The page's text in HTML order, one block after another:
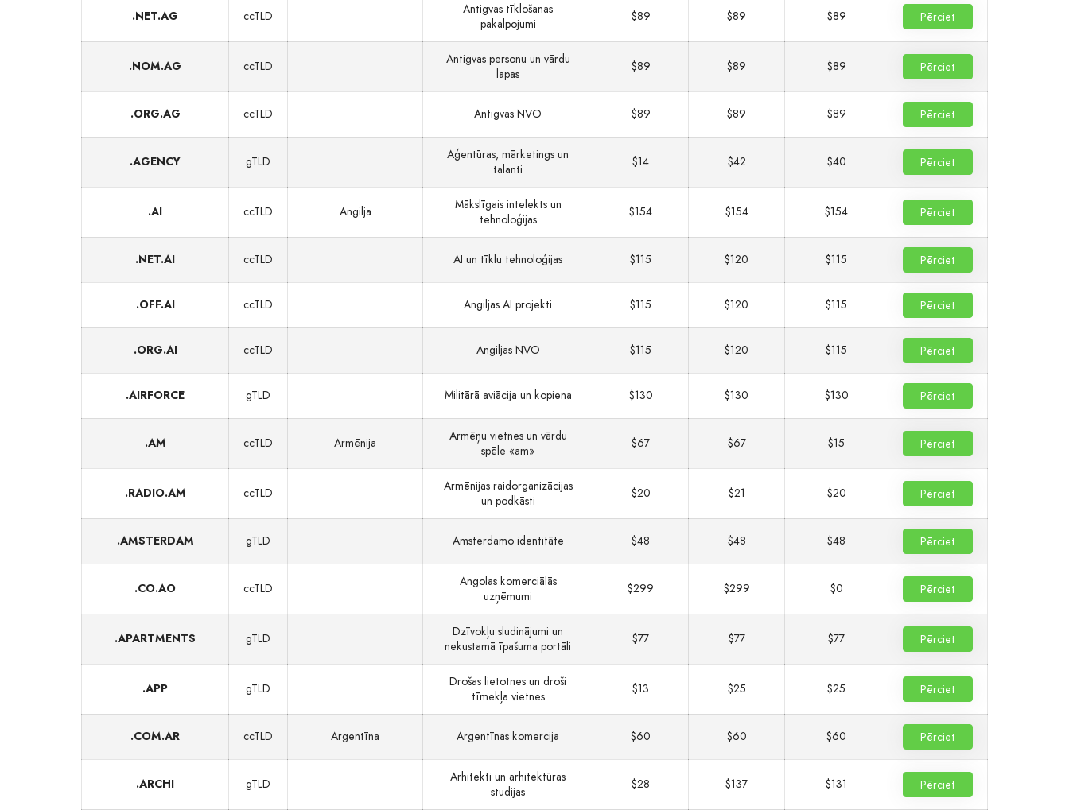
.NET.AG ccTLD
Antigvas tīklošanas
pakalpojumi
$89 $89 $89 Pērciet
.NOM.AG ccTLD
Antigvas personu un vārdu
lapas
$89 $89 $89 Pērciet
.ORG.AG ccTLD Antigvas NVO $89 $89 $89 Pērciet
.AGENCY gTLD
Aģentūras, mārketings un
talanti
$14 $42 $40 Pērciet
.AI ccTLD Angilja
Mākslīgais intelekts un
tehnoloģijas
$154 $154 $154 Pērciet
.NET.AI ccTLD AI un tīklu tehnoloģijas $115 $120 $115 Pērciet
.OFF.AI ccTLD Angiljas AI projekti $115 $120 $115 Pērciet
.ORG.AI ccTLD Angiljas NVO $115 $120 $115 Pērciet
.AIRFORCE gTLD Militārā aviācija un kopiena $130 $130 $130 Pērciet
.AM ccTLD Armēnija
Armēņu vietnes un vārdu
spēle «am»
$67 $67 $15 Pērciet
.RADIO.AM ccTLD
Armēnijas raidorganizācijas
un podkāsti
$20 $21 $20 Pērciet
.AMSTERDAM gTLD Amsterdamo identitāte $48 $48 $48 Pērciet
.CO.AO ccTLD
Angolas komerciālās
uzņēmumi
$299 $299 $0 Pērciet
.APARTMENTS gTLD
Dzīvokļu sludinājumi un
nekustamā īpašuma portāli
$77 $77 $77 Pērciet
.APP gTLD
Drošas lietotnes un droši
tīmekļa vietnes
$13 $25 $25 Pērciet
.COM.AR ccTLD Argentīna Argentīnas komercija $60 $60 $60 Pērciet
.ARCHI gTLD
Arhitekti un arhitektūras
studijas
$28 $137 $131 Pērciet